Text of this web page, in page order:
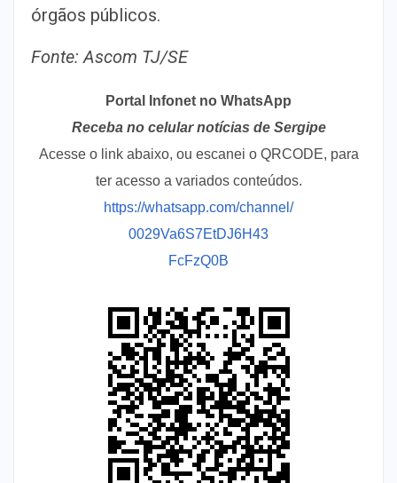
órgãos públicos.
Fonte: Ascom TJ/SE
Portal Infonet no WhatsApp
Receba no celular notícias de Sergipe
Acesse o link abaixo, ou escanei o QRCODE, para
ter acesso a variados conteúdos.
https://whatsapp.com/channel/
0029Va6S7EtDJ6H43
FcFzQ0B